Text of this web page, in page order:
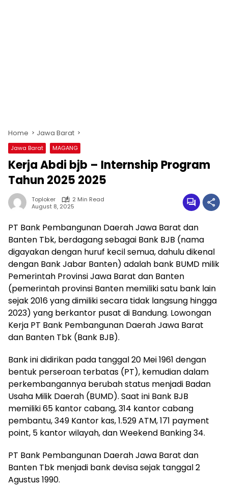
Home Jawa Barat
Jawa Barat MAGANG
Kerja Abdi bjb – Internship Program
Tahun 2025 2025
Toploker
2 Min Read
August 8, 2025
PT Bank Pembangunan Daerah Jawa Barat dan
Banten Tbk, berdagang sebagai Bank BJB (nama
digayakan dengan huruf kecil semua, dahulu dikenal
dengan Bank Jabar Banten) adalah bank BUMD milik
Pemerintah Provinsi Jawa Barat dan Banten
(pemerintah provinsi Banten memiliki satu bank lain
sejak 2016 yang dimiliki secara tidak langsung hingga
2023) yang berkantor pusat di Bandung. Lowongan
Kerja PT Bank Pembangunan Daerah Jawa Barat
dan Banten Tbk (Bank BJB).
Bank ini didirikan pada tanggal 20 Mei 1961 dengan
bentuk perseroan terbatas (PT), kemudian dalam
perkembangannya berubah status menjadi Badan
Usaha Milik Daerah (BUMD). Saat ini Bank BJB
memiliki 65 kantor cabang, 314 kantor cabang
pembantu, 349 Kantor kas, 1.529 ATM, 171 payment
point, 5 kantor wilayah, dan Weekend Banking 34.
PT Bank Pembangunan Daerah Jawa Barat dan
Banten Tbk menjadi bank devisa sejak tanggal 2
Agustus 1990.